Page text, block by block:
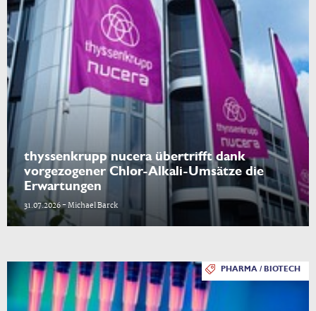
thyssenkrupp nucera übertrifft dank
vorgezogener Chlor-Alkali-Umsätze die
Erwartungen
31.07.2026 - Michael Barck
PHARMA / BIOTECH